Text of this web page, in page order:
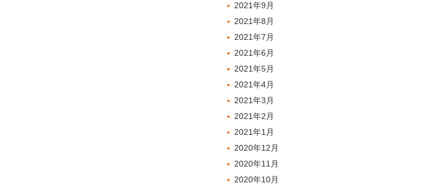
2021年9月
2021年8月
2021年7月
2021年6月
2021年5月
2021年4月
2021年3月
2021年2月
2021年1月
2020年12月
2020年11月
2020年10月